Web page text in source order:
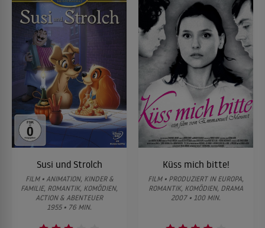
Susi und Strolch
FILM • ANIMATION, KINDER &
FAMILIE, ROMANTIK, KOMÖDIEN,
ACTION & ABENTEUER
1955 • 76 MIN.
Küss mich bitte!
FILM • PRODUZIERT IN EUROPA,
ROMANTIK, KOMÖDIEN, DRAMA
2007 • 100 MIN.